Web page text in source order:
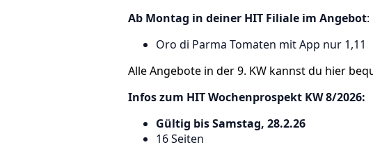
Ab Montag in deiner HIT Filiale im Angebot:
Oro di Parma Tomaten mit App nur 1,11
Alle Angebote in der 9. KW kannst du hier
Infos zum HIT Wochenprospekt KW 8/2026:
Gültig bis Samstag, 28.2.26
16 Seiten